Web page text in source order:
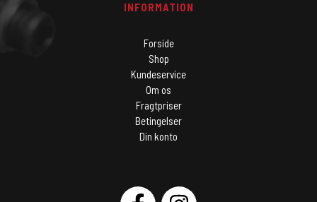
INFORMATION
Forside
Shop
Kundeservice
Om os
Fragtpriser
Betingelser
Din konto